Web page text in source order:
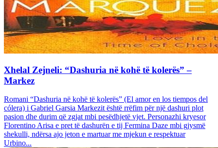
Xhelal Zejneli: “Dashuria në kohë të kolerës” –
Markez
Romani “Dashuria në kohë të kolerës” (El amor en los tiempos del
cólera) i Gabriel Garsia Markezit është rrëfim për një dashuri plot
pasion dhe durim që zgjat mbi pesëdhjetë vjet. Personazhi kryesor
Florentino Arisa e pret të dashurën e tij Fermina Daze mbi gjysmë
shekulli, ndërsa ajo jeton e martuar me mjekun e respektuar
Urbino...